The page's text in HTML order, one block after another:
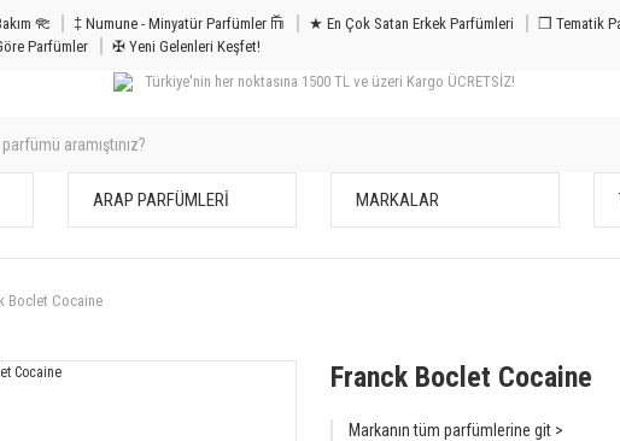
⩭ Lüks Kokulu Mum & Bakım 𐦝 ‡ Numune - Minyatür Parfümler 𐙏 ★ En Çok Satan Erkek Parfümleri
❒ Tematik
Parfümler ✠ Yeni Gelenleri Keşfet!
Türkiye'nin her noktasına 1500 TL ve üzeri Kargo ÜCRETSİZ!
ARAP PARFÜMLERİ MARKALAR
Boclet Cocaine
Franck Boclet Cocaine
Markanın tüm parfümlerine git >